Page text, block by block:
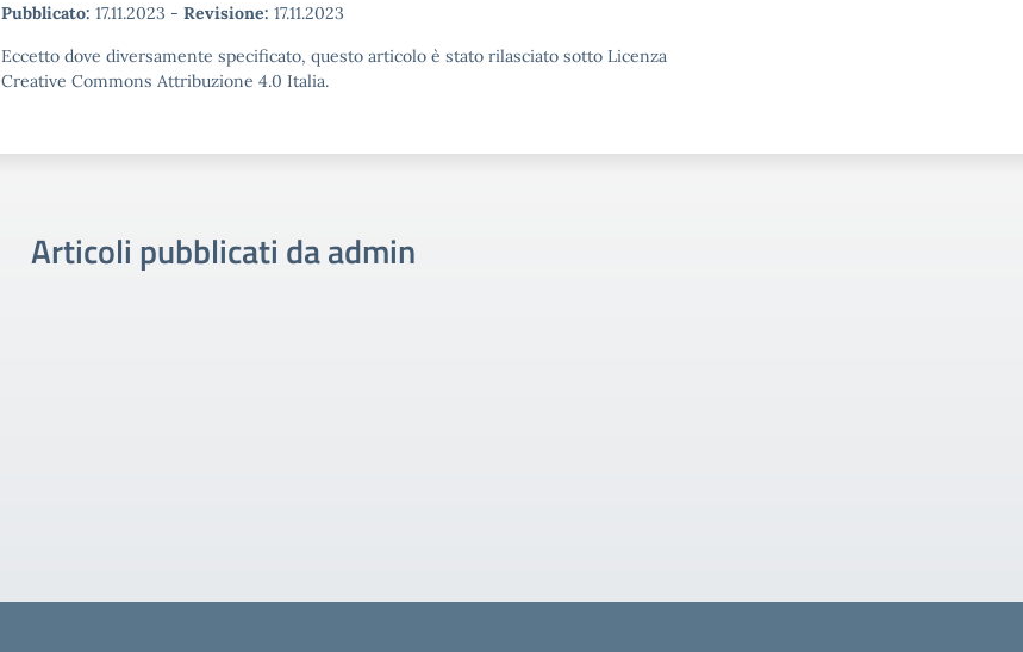
Pubblicato: 17.11.2023 - Revisione: 17.11.2023
Eccetto dove diversamente specificato, questo articolo è stato rilasciato sotto Licenza
Creative Commons Attribuzione 4.0 Italia.
Articoli pubblicati da admin